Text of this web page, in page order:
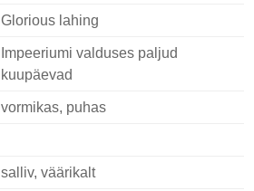
Glorious lahing
Impeeriumi valduses paljud
kuupäevad
vormikas, puhas
salliv, väärikalt